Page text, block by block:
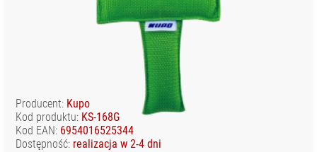
Producent: Kupo
Kod produktu: KS-168G
Kod EAN: 6954016525344
Dostępność: realizacja w 2-4 dni